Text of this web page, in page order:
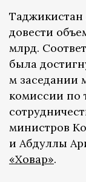
Таджикистан
довести
млрд.
была
м заседании
комиссии по
министров
и Абдуллы
«Ховар».